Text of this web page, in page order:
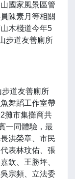
國家風景區管
陳素月等相關
木棧道今年5
步道友善廁所
道友善廁所
舞蹈工作室帶
攤市集攤商共
一同體驗，最
洪榮章、市民
表林玟佑、張
欽、王勝坪、
宗頻、立法委